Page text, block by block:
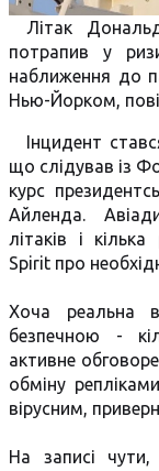
Літак
потрапив у
наближення до
Нью-Йорком,
Інцидент
що слідував із
курс
Айленда.
літаків і
Spirit про
Хоча реальна
безпечною -
активне
обміну
вірусним,
На записі чути,